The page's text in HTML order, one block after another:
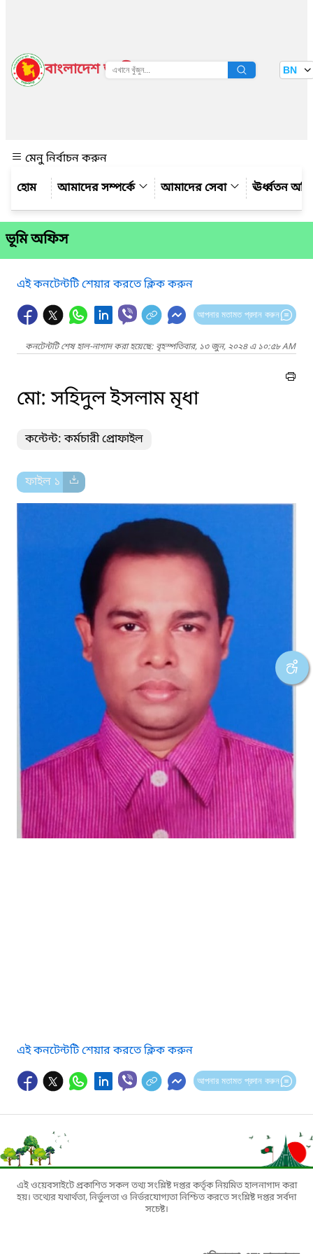
বাংলাদেশ জাতীয় তথ্য বাতায়ন BN
মেনু নির্বাচন করুন
আমাদের সম্পর্কে
আমাদের সেবা ঊর্ধ্বতন
ভূমি অফিস
এই কনটেন্টটি শেয়ার করতে ক্লিক করুন
আপনার মতামত প্রদান করুন
কনটেন্টটি শেষ হাল-নাগাদ করা হয়েছে: বৃহস্পতিবার, ১৩ জুন, ২০২৪ এ ১০:৫৮ AM
মো: সহিদুল ইসলাম মৃধা
কন্টেন্ট: কর্মচারী প্রোফাইল
ফাইল ১
এই কনটেন্টটি শেয়ার করতে ক্লিক করুন
আপনার মতামত প্রদান করুন
এই ওয়েবসাইটে প্রকাশিত সকল তথ্য সংশ্লিষ্ট দপ্তর কর্তৃক নিয়মিত হালনাগাদ করা
হয়। তথ্যের যথার্থতা, নির্ভুলতা ও নির্ভরযোগ্যতা নিশ্চিত করতে সংশ্লিষ্ট দপ্তর সর্বদা
সচেষ্ট।